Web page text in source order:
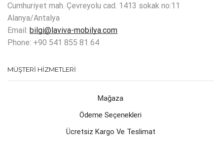
Cumhuriyet mah. Çevreyolu cad. 1413 sokak no:11
Alanya/Antalya
Email: bilgi@laviva-mobilya.com
Phone: +90 541 855 81 64
MÜŞTERI HIZMETLERI
Mağaza
Ödeme Seçenekleri
Ücretsiz Kargo Ve Teslimat